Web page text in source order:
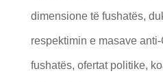
dimensione të fushatës,
respektimin e masave
fushatës, ofertat politike,